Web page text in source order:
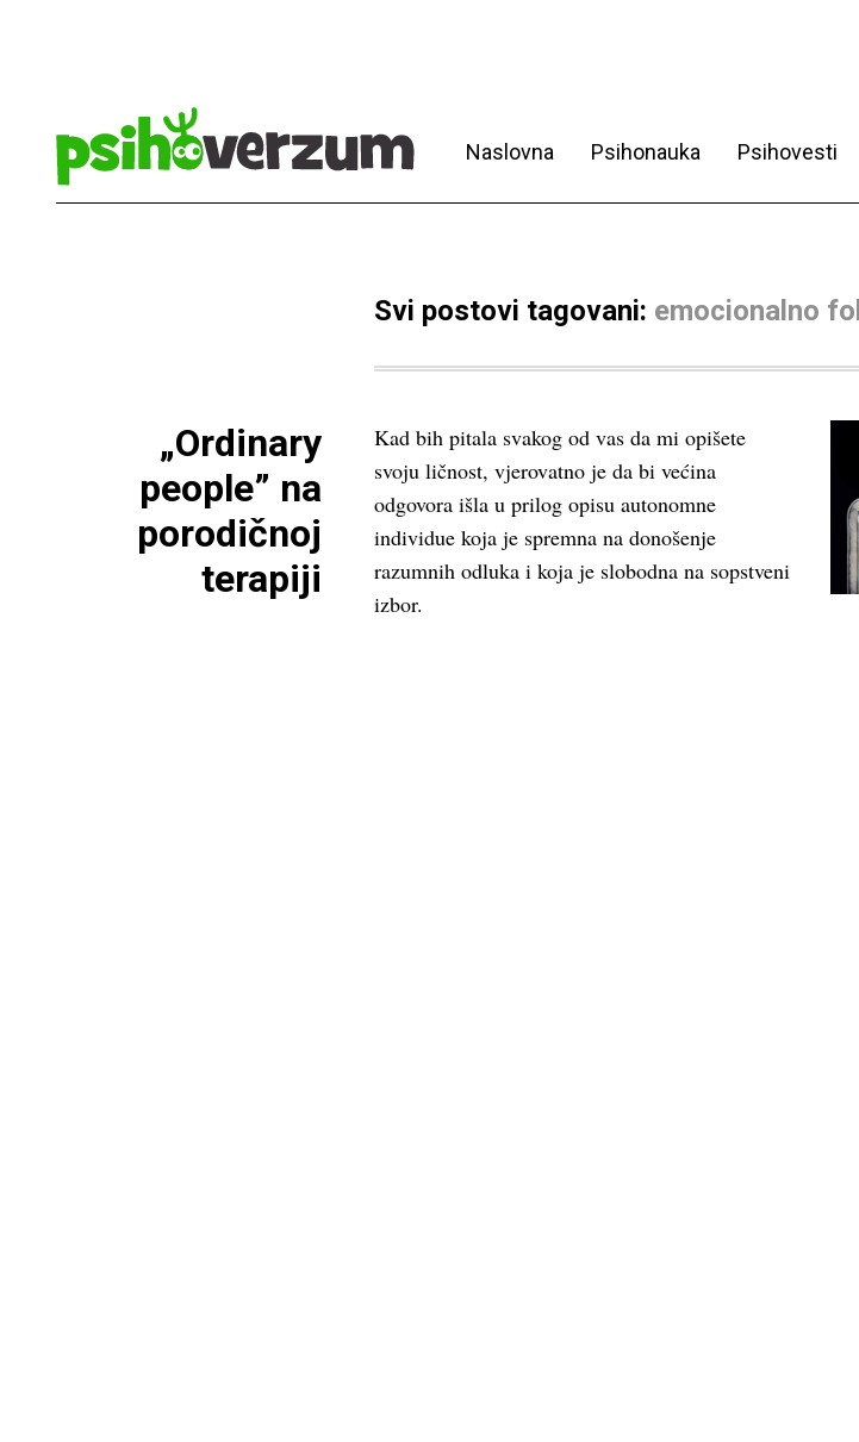
Naslovna Psihonauka Psihovesti
Svi postovi tagovani: emocionalno
„Ordinary
people” na
porodičnoj
terapiji
Kad bih pitala svakog od vas da mi opišete
svoju ličnost, vjerovatno je da bi većina
odgovora išla u prilog opisu autonomne
individue koja je spremna na donošenje
razumnih odluka i koja je slobodna na sopstveni
izbor.